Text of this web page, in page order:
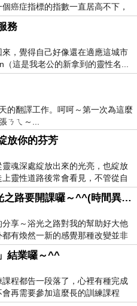
癌症指標的指數一直居高不下，
務
，覺得自己好像還在適應這城市
這是我老公的新拿到的靈性名...
的翻譯工作。呵呵～第一次為這麼
ㄋㄟ～...
放你的芬芳
魂深處綻放出來的光亮，也綻放
靈性道路後常會看見，不管從自
11~12月份的浴光之路要開課囉～^^(時間異動）
享～浴光之路對我的幫助好大他
有煥然一新的感覺那種改變並非
結業囉～^^
程都告一段落了，心裡有種完成
再需要參加這麼長的訓練課程